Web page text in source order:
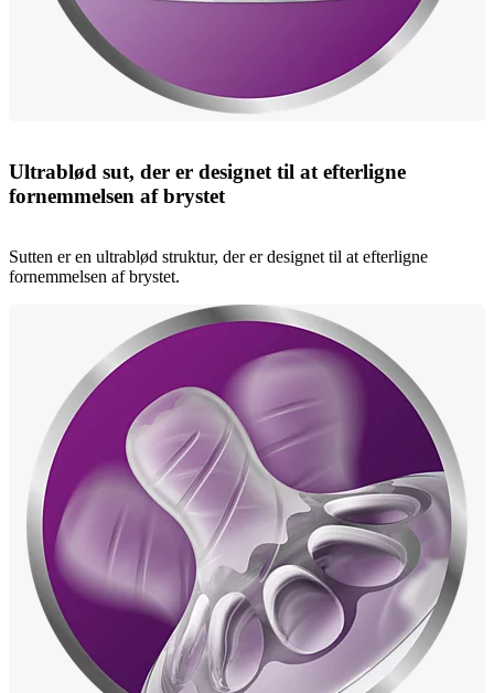
Ultrablød sut, der er designet til at efterligne
fornemmelsen af brystet
Sutten er en ultrablød struktur, der er designet til at efterligne
fornemmelsen af brystet.